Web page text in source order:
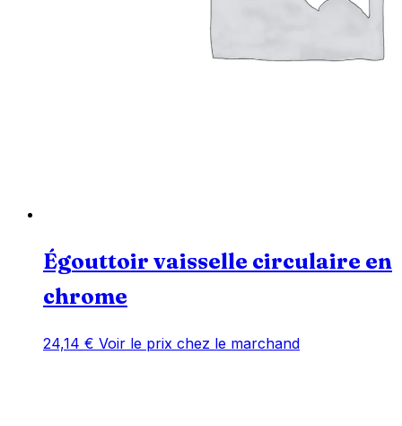
Égouttoir vaisselle circulaire en
chrome
24,14 € Voir le prix chez le marchand